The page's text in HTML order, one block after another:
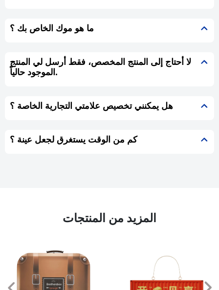
ما هو موك الخاص بك ؟
لا أحتاج إلى المنتج المخصص، فقط أرسل لي المنتج
الموجود حالياً.
هل يمكنني تخصيص علامتي التجارية الخاصة ؟
كم من الوقت يستغرق لجعل عينة ؟
المزيد من المنتجات